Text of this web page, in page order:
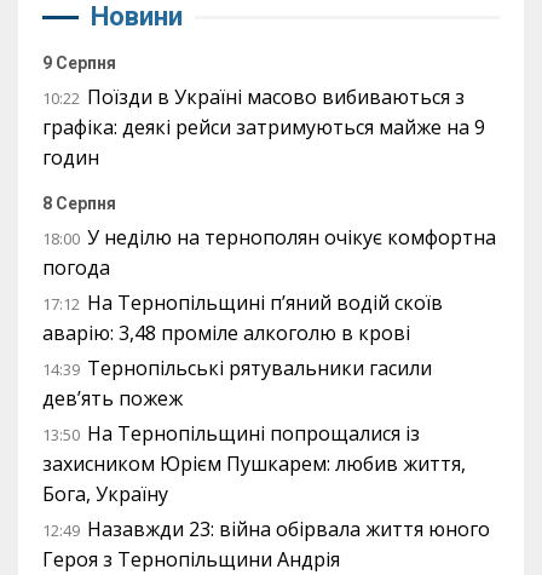
Новини
9 Серпня
10:22 Поїзди в Україні масово вибиваються з
графіка: деякі рейси затримуються майже на 9
годин
8 Серпня
18:00 У неділю на тернополян очікує комфортна
погода
17:12 На Тернопільщині п’яний водій скоїв
аварію: 3,48 проміле алкоголю в крові
14:39 Тернопільські рятувальники гасили
дев’ять пожеж
13:50 На Тернопільщині попрощалися із
захисником Юрієм Пушкарем: любив життя,
Бога, Україну
12:49 Назавжди 23: війна обірвала життя юного
Героя з Тернопільщини Андрія